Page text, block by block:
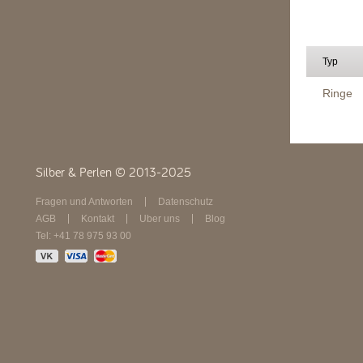
Typ
Ringe
Silber & Perlen © 2013-2025
Fragen und Antworten
Datenschutz
AGB
Kontakt Über uns
Blog
Tel: +41 78 975 93 00